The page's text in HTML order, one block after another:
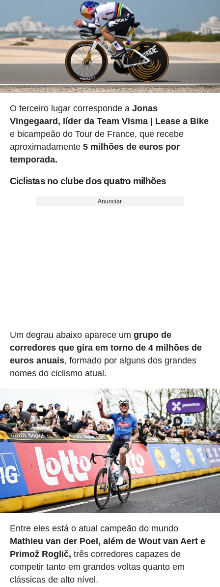
O terceiro lugar corresponde a Jonas
Vingegaard, líder da Team Visma | Lease a Bike
e bicampeão do Tour de France, que recebe
aproximadamente 5 milhões de euros por
temporada.
Ciclistas no clube dos quatro milhões
Anunciar
Um degrau abaixo aparece um grupo de
corredores que gira em torno de 4 milhões de
euros anuais, formado por alguns dos grandes
nomes do ciclismo atual.
Entre eles está o atual campeão do mundo
Mathieu van der Poel, além de Wout van Aert e
Primož Roglič, três corredores capazes de
competir tanto em grandes voltas quanto em
clássicas de alto nível.